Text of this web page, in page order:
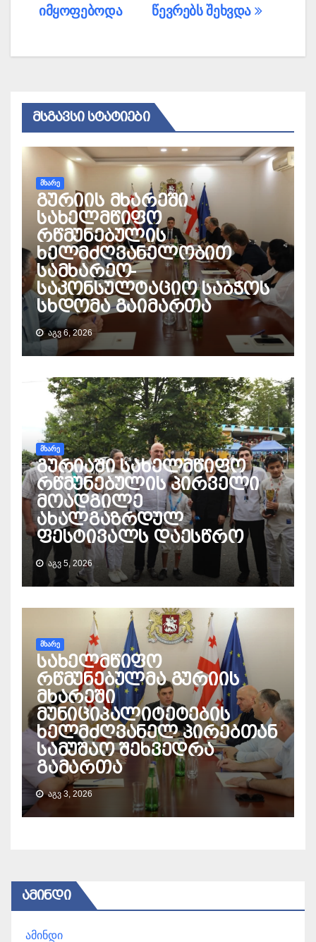
წევრებს შეხვდა
იმყოფებოდა
ᲛᲡᲒᲐᲕᲡᲘ ᲡᲢᲐᲢᲘᲔᲑᲘ
ᲛᲮᲐᲠᲔ
გურიის მხარეში
სახელმწიფო
რწმუნებულის
ხელმძღვანელობით
სამხარეო-
საკონსულტაციო საბჭოს
სხდომა გაიმართა
ᲐᲒᲕ 6, 2026
ᲛᲮᲐᲠᲔ
გურიაში სახელმწიფო
რწმუნებულის პირველი
მოადგილე
ახალგაზრდულ
ფესტივალს დაესწრო
ᲐᲒᲕ 5, 2026
ᲛᲮᲐᲠᲔ
სახელმწიფო
რწმუნებულმა გურიის
მხარეში
მუნიციპალიტეტების
ხელმძღვანელ პირებთან
სამუშაო შეხვედრა
გამართა
ᲐᲒᲕ 3, 2026
ᲐᲛᲘᲜᲓᲘ
ამინდი